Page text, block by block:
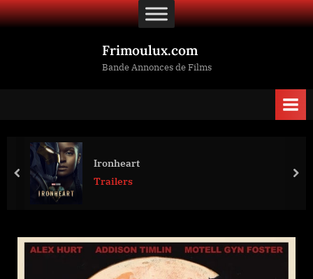
Skip
to
Frimoulux.com
Bande Annonces de Films
Ironheart
Trailers
prev